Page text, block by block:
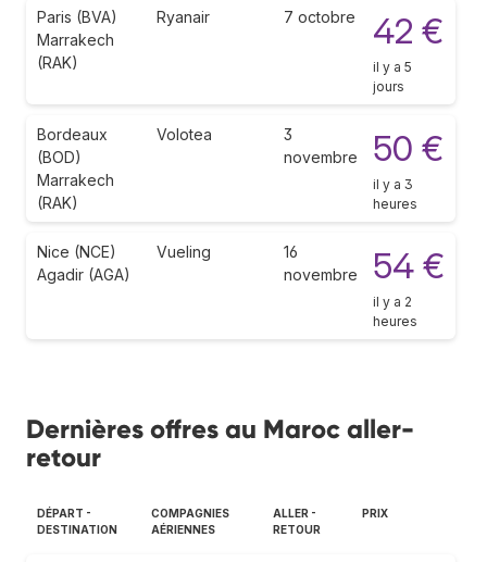
Paris (BVA)
Marrakech
(RAK)
Ryanair 7 octobre 42 €
il y a 5
jours
Bordeaux
(BOD)
Marrakech
(RAK)
Volotea
3
novembre
50 €
il y a 3
heures
Nice (NCE)
Agadir (AGA)
Vueling
16
novembre
54 €
il y a 2
heures
Dernières offres au Maroc aller-
retour
DÉPART -
DESTINATION
COMPAGNIES
AÉRIENNES
ALLER -
RETOUR
PRIX